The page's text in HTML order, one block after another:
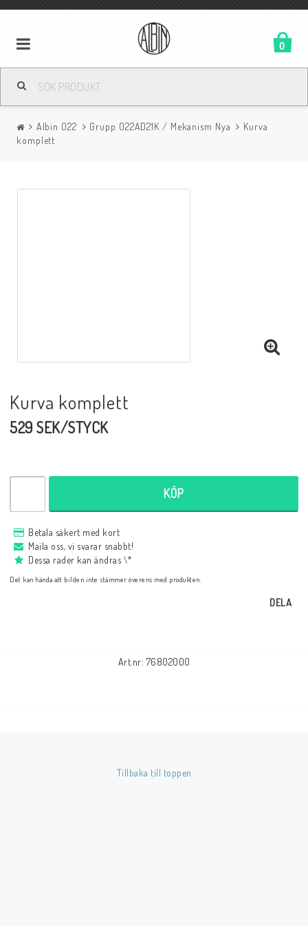
0
Albin O22 Grupp O22AD21K / Mekanism Nya
Kurva
komplett
Kurva komplett
529 SEK/STYCK
KÖP
Betala säkert med kort
Maila oss, vi svarar snabbt!
Dessa rader kan ändras \*
Det kan hända att bilden inte stämmer överens med produkten.
DELA
Art.nr: 76802000
Tillbaka till toppen